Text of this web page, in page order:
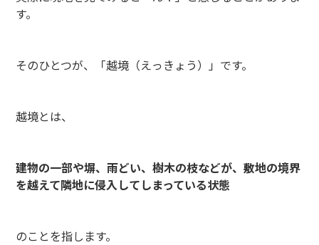
す。
そのひとつが、「越境（えっきょう）」です。
越境とは、
建物の一部や塀、雨どい、樹木の枝などが、敷地の境界
を越えて隣地に侵入してしまっている状態
のことを指します。